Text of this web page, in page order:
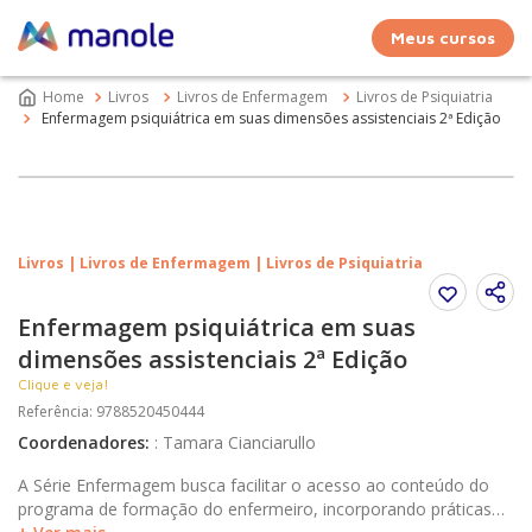
Meus cursos
Livros Livros de Enfermagem
Livros de Psiquiatria
Enfermagem psiquiátrica em suas dimensões assistenciais 2ª Edição
Livros | Livros de Enfermagem | Livros de Psiquiatria
Enfermagem psiquiátrica em suas
dimensões assistenciais 2ª Edição
Clique e veja!
Referência: 9788520450444
Coordenadores: : Tamara Cianciarullo
A Série Enfermagem busca facilitar o acesso ao conteúdo do
programa de formação do enfermeiro, incorporando práticas